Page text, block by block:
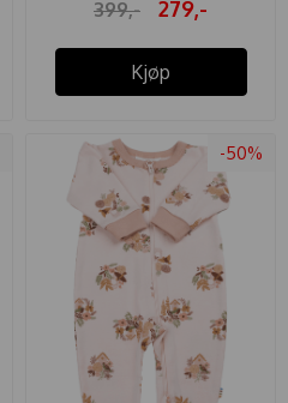
399,- 279,-
Kjøp
-50%